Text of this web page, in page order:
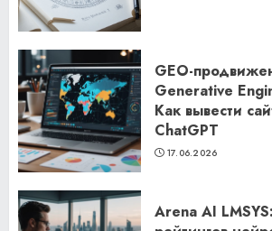
GEO-
Generative
Как вывести
ChatGPT
17.06.2026
Arena AI